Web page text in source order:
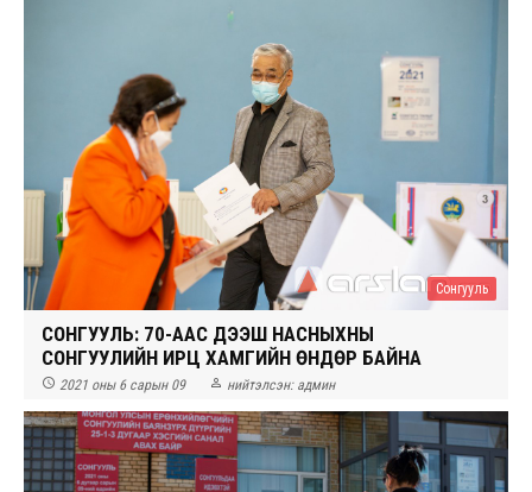
Сонгууль
СОНГУУЛЬ: 70-ААС ДЭЭШ НАСНЫХНЫ
СОНГУУЛИЙН ИРЦ ХАМГИЙН ӨНДӨР БАЙНА
 2021 оны 6 сарын 09  нийтэлсэн: админ